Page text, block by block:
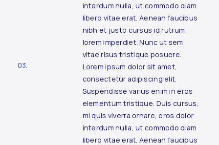
interdum nulla, ut commodo diam
libero vitae erat. Aenean faucibus
nibh et justo cursus id rutrum
lorem imperdiet. Nunc ut sem
vitae risus tristique posuere.
03.
Lorem ipsum dolor sit amet,
consectetur adipiscing elit.
Suspendisse varius enim in eros
elementum tristique. Duis cursus,
mi quis viverra ornare, eros dolor
interdum nulla, ut commodo diam
libero vitae erat. Aenean faucibus